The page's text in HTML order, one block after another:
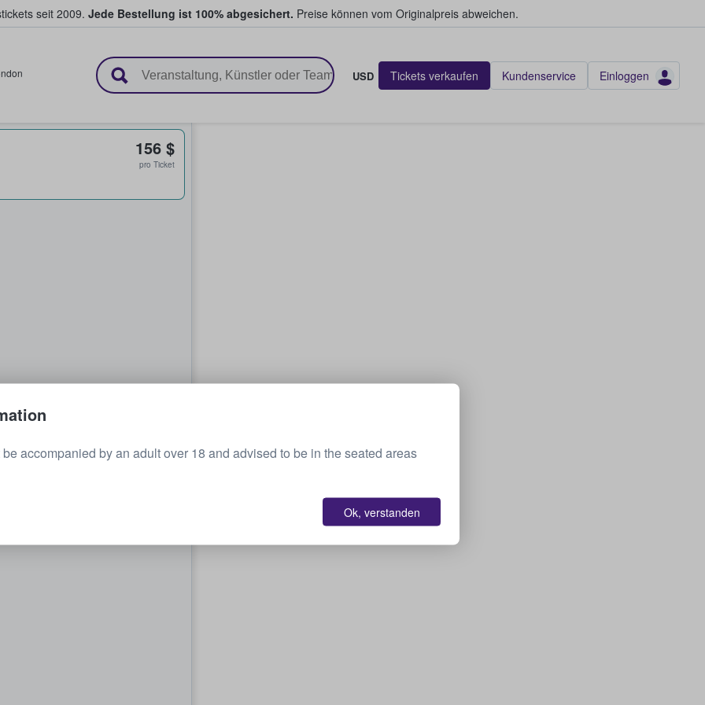
seit 2009. Jede Bestellung ist 100% abgesichert. Preise können vom Originalpreis abweichen.
& verkaufen USD Tickets verkaufen Kundenservice Einloggen
156 $
pro Ticket
accompanied by an adult over 18 and advised to be in the seated areas
Ok, verstanden